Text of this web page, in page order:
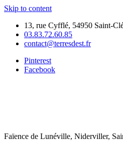
Skip to content
13, rue Cyfflé, 54950 Saint-
03.83.72.60.85
contact@terresdest.fr
Pinterest
Facebook
Faïence de Lunéville, Niderviller,